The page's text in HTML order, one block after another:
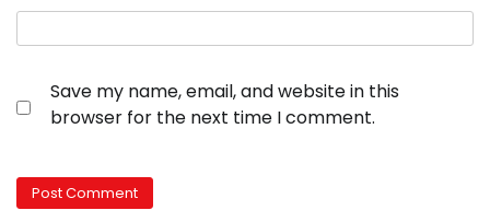
Save my name, email, and website in this
browser for the next time I comment.